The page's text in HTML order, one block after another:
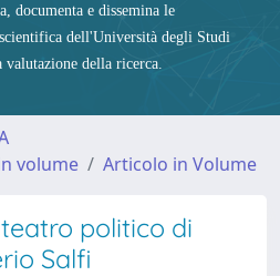
documenta e dissemina le
dell'Università degli Studi
della ricerca.
volume
Articolo in Volume
politico di
Salfi